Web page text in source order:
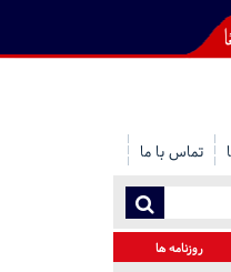
تماس با ما
روزنامه ها